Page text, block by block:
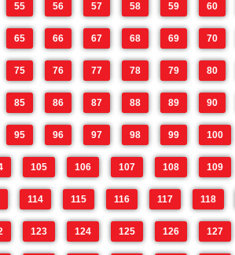
55 56 57 58 59 60
65 66 67 68 69 70
75 76 77 78 79 80
85 86 87 88 89 90
95 96 97 98 99 100
105 106 107 108 109
114 115 116 117 118
123 124 125 126 127